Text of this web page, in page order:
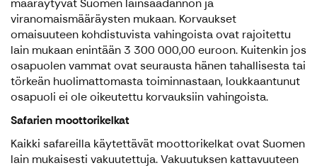
määräytyvät Suomen lainsäädännön ja
viranomaismääräysten mukaan. Korvaukset
omaisuuteen kohdistuvista vahingoista ovat rajoitettu
lain mukaan enintään 3 300 000,00 euroon. Kuitenkin jos
osapuolen vammat ovat seurausta hänen tahallisesta tai
törkeän huolimattomasta toiminnastaan, loukkaantunut
osapuoli ei ole oikeutettu korvauksiin vahingoista.
Safarien moottorikelkat
Kaikki safareilla käytettävät moottorikelkat ovat Suomen
lain mukaisesti vakuutettuja. Vakuutuksen kattavuuteen